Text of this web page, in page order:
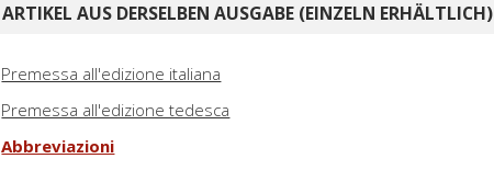
ARTIKEL AUS DERSELBEN AUSGABE (EINZELN ERHÄLTLICH)
Premessa all'edizione italiana
Premessa all'edizione tedesca
Abbreviazioni